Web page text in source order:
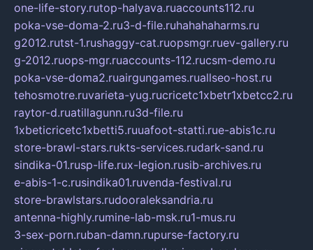
one-life-story.rutop-halyava.ruaccounts112.ru
poka-vse-doma-2.ru3-d-file.ruhahahaharms.ru
g2012.rutst-1.rushaggy-cat.ruopsmgr.ruev-gallery.ru
g-2012.ruops-mgr.ruaccounts-112.rucsm-demo.ru
poka-vse-doma2.ruairgungames.ruallseo-host.ru
tehosmotre.ruvarieta-yug.rucricetc1xbetr1xbetcc2.ru
raytor-d.ruatillagunn.ru3d-file.ru
1xbeticricetc1xbetti5.ruuafoot-statti.rue-abis1c.ru
store-brawl-stars.rukts-services.rudark-sand.ru
sindika-01.rusp-life.rux-legion.rusib-archives.ru
e-abis-1-c.rusindika01.ruvenda-festival.ru
store-brawlstars.rudooraleksandria.ru
antenna-highly.rumine-lab-msk.ru1-mus.ru
3-sex-porn.ruban-damn.rupurse-factory.ru